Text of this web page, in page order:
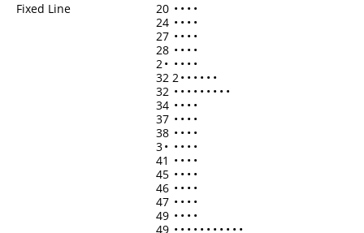
Fixed Line
20 • • • •
24 • • • •
27 • • • •
28 • • • •
2• • • • •
32 2• • • • • •
32 • • • • • • • • •
34 • • • •
37 • • • •
38 • • • •
3• • • • •
41 • • • •
45 • • • •
46 • • • •
47 • • • •
49 • • • •
49 • • • • • • • • • • •